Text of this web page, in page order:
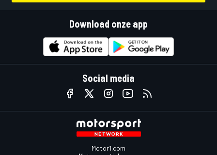
Download onze app
Social media
Motor1.com